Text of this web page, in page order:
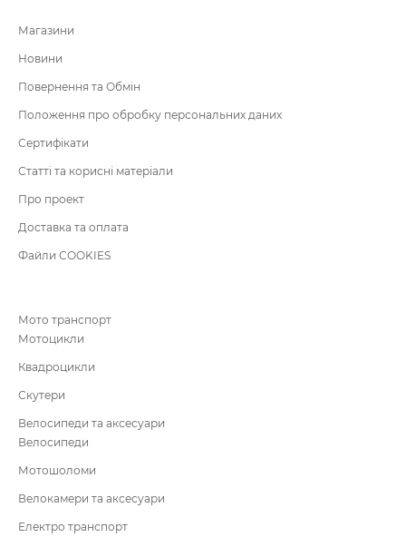
Магазини
Новини
Повернення та Обмін
Положення про обробку персональних даних
Сертифікати
Статті та корисні матеріали
Про проект
Доставка та оплата
Файли COOKIES
Мото транспорт
Мотоцикли
Квадроцикли
Скутери
Велосипеди та аксесуари
Велосипеди
Мотошоломи
Велокамери та аксесуари
Електро транспорт